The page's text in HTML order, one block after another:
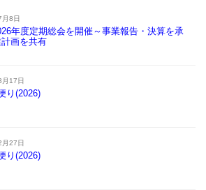
8日
年度定期総会を開催～事業報告・決算を承
画を共有
17日
り(2026)
27日
り(2026)